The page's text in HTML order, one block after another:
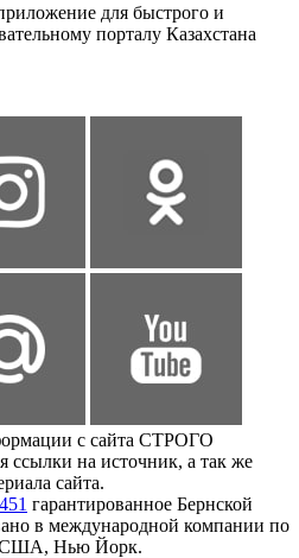
для быстрого и
порталу Казахстана
с сайта СТРОГО
на источник, а так же
сайта.
гарантированное Бернской
в международной компании по
США, Нью Йорк.